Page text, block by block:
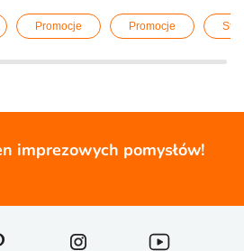
Promocje Promocje
imprezowych pomysłów!